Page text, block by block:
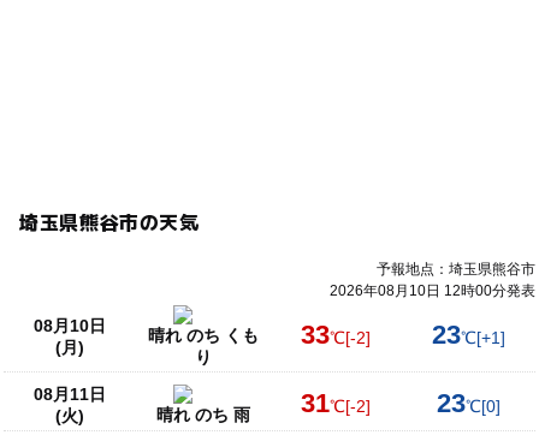
埼玉県熊谷市の天気
予報地点：埼玉県熊谷市
2026年08月10日 12時00分発表
08月10日
(月)
晴れ のち くも
り
33℃[-2] 23℃[+1]
08月11日
(火)
晴れ のち 雨 31℃[-2] 23℃[0]